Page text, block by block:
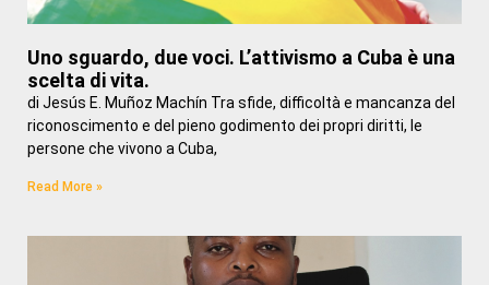
Uno sguardo, due voci. L’attivismo a Cuba è una
scelta di vita.
di Jesús E. Muñoz Machín Tra sfide, difficoltà e mancanza del
riconoscimento e del pieno godimento dei propri diritti, le
persone che vivono a Cuba,
Read More »